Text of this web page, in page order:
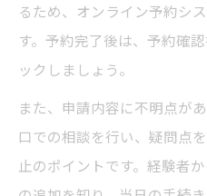
るため、オンライン予約シ
す。予約完了後は、予約確
ックしましょう。
また、申請内容に不明点が
口での相談を行い、疑問点
止のポイントです。経験者